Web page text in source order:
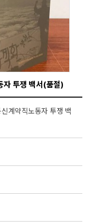
자 투쟁 백서(품절)
계약직노동자 투쟁 백